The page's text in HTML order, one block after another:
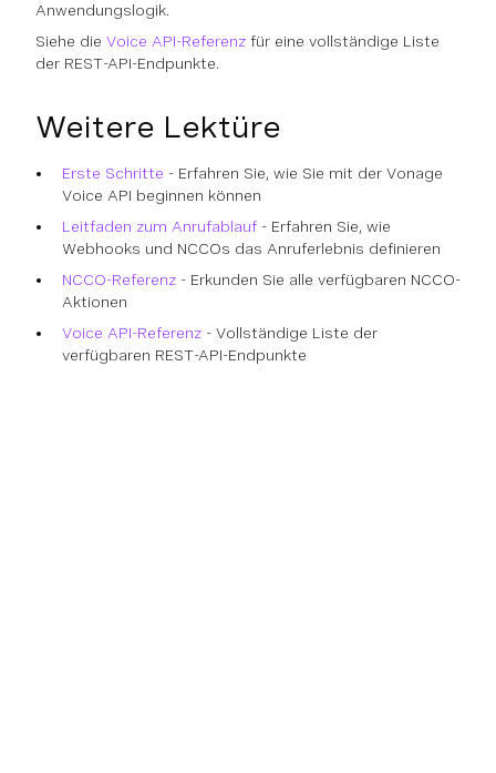
Anwendungslogik.
Siehe die Voice API-Referenz für eine vollständige Liste
der REST-API-Endpunkte.
Weitere Lektüre
Erste Schritte - Erfahren Sie, wie Sie mit der Vonage
Voice API beginnen können
Leitfaden zum Anrufablauf - Erfahren Sie, wie
Webhooks und NCCOs das Anruferlebnis definieren
NCCO-Referenz - Erkunden Sie alle verfügbaren NCCO-
Aktionen
Voice API-Referenz - Vollständige Liste der
verfügbaren REST-API-Endpunkte